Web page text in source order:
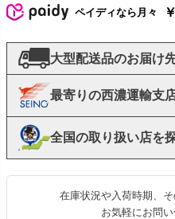
ペイディなら月々
大型配送品のお届け
最寄りの西濃運輸支
全国の取り扱い店を
在庫状況や入荷時期、
お気軽にお問い